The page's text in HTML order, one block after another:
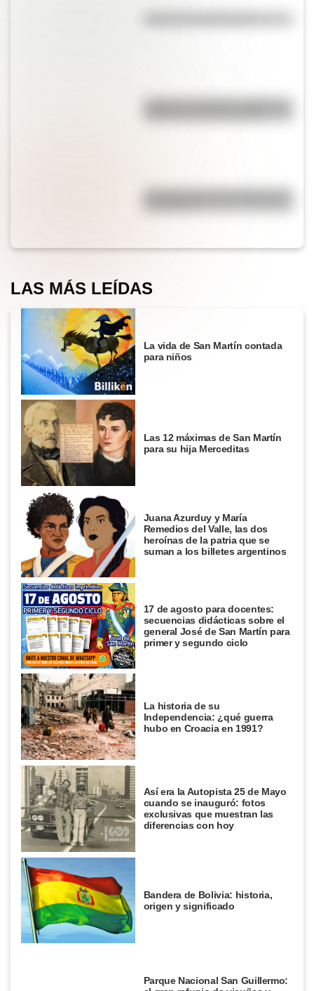
"Quizás" o "quizá": ¿cuál es la
¿Por qué cortar una cebolla nos
LAS MÁS LEÍDAS
La vida de San Martín contada
para niños
Las 12 máximas de San Martín
para su hija Merceditas
Juana Azurduy y María
Remedios del Valle, las dos
heroínas de la patria que se
suman a los billetes argentinos
17 de agosto para docentes:
secuencias didácticas sobre el
general José de San Martín para
primer y segundo ciclo
La historia de su
Independencia: ¿qué guerra
hubo en Croacia en 1991?
Así era la Autopista 25 de Mayo
cuando se inauguró: fotos
exclusivas que muestran las
diferencias con hoy
Bandera de Bolivia: historia,
origen y significado
Parque Nacional San Guillermo: